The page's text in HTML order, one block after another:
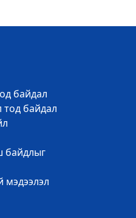
байдал
байдал
байдлыг
мэдээлэл